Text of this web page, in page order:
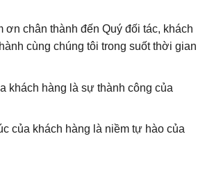
ơn chân thành đến Quý đối tác, khách
cùng chúng tôi trong suốt thời gian
khách hàng là sự thành công của
của khách hàng là niềm tự hào của